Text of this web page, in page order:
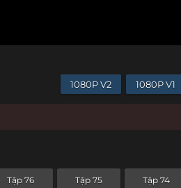
1080P V2 1080P V1
Tập 76 Tập 75 Tập 74